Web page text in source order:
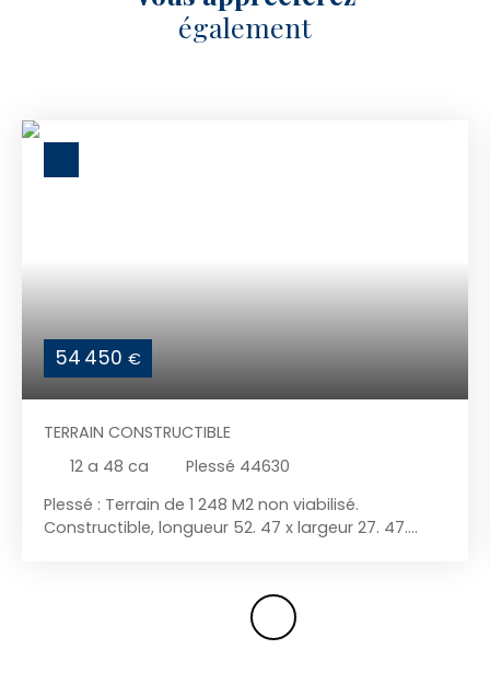
également
54 450 €
TERRAIN CONSTRUCTIBLE
12 a 48 ca
Plessé 44630
Plessé : Terrain de 1 248 M2 non viabilisé.
Constructible, longueur 52. 47 x largeur 27. 47.
kimomètres du bourg de Plessé. A visiter sans
tarder. Contacter Thierry MATHIEU au 06 76 83 17
82. Enregistré au RCS de Saint Nazaire numéro